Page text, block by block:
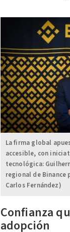
La firma global
accesible, con
tecnológica:
regional de Binance
Carlos Fernández)
Confianza
adopción